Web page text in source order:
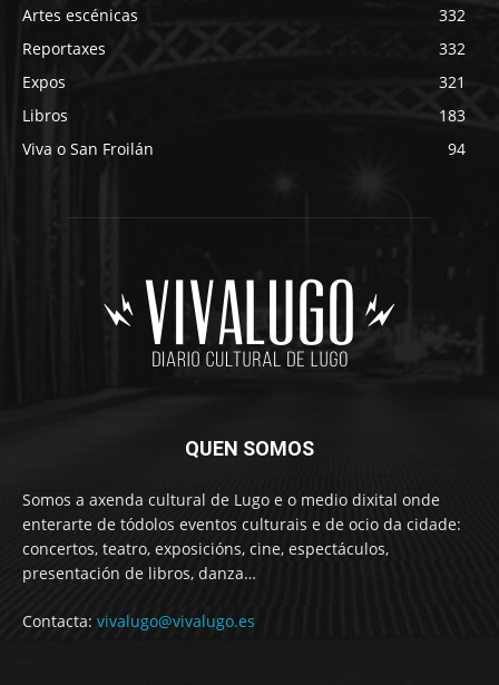
Artes escénicas
332
Reportaxes
332
Expos
321
Libros
183
Viva o San Froilán
94
QUEN SOMOS
Somos a axenda cultural de Lugo e o medio dixital onde
enterarte de tódolos eventos culturais e de ocio da cidade:
concertos, teatro, exposicións, cine, espectáculos,
presentación de libros, danza…
Contacta: vivalugo@vivalugo.es